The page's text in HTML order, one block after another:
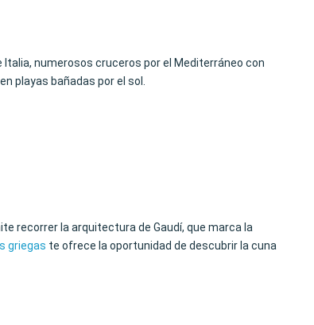
numerosos cruceros por el Mediterráneo con
playas bañadas por el sol.
recorrer la arquitectura de Gaudí, que marca la
griegas te ofrece la oportunidad de descubrir la cuna